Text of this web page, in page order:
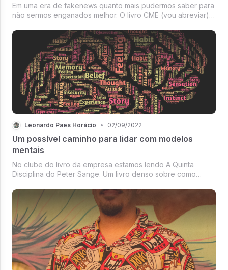
Em uma era de fakenews quanto mais pudermos saber para
não sermos enganados melhor. O livro CME (vou abreviar)
que recomendam Colgate? Então, são deles que estamos
Leonardo Paes Horácio • 02/09/2022
Um possível caminho para lidar com modelos
mentais
No clube do livro da empresa estamos lendo A Quinta
Disciplina do Peter Sange. Um livro denso sobre como